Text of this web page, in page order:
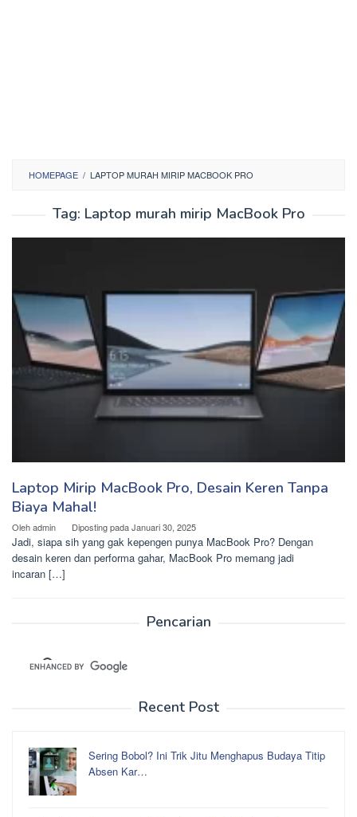
HOMEPAGE / LAPTOP MURAH MIRIP MACBOOK PRO
Tag: Laptop murah mirip MacBook Pro
Laptop Mirip MacBook Pro, Desain Keren Tanpa
Biaya Mahal!
Olehadmin Diposting padaJanuari 30, 2025
Jadi, siapa sih yang gak kepengen punya MacBook Pro? Dengan
desain keren dan performa gahar, MacBook Pro memang jadi
incaran […]
Pencarian
Recent Post
Sering Bobol? Ini Trik Jitu Menghapus Budaya Titip
Absen Kar…